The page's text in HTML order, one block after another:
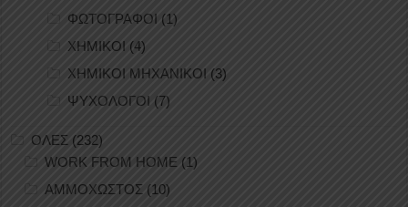
ΦΩΤΟΓΡΑΦΟΙ (1)
ΧΗΜΙΚΟΙ (4)
ΧΗΜΙΚΟΙ ΜΗΧΑΝΙΚΟΙ (3)
ΨΥΧΟΛΟΓΟΙ (7)
ΟΛΕΣ (232)
WORK FROM HOME (1)
ΑΜΜΟΧΩΣΤΟΣ (10)